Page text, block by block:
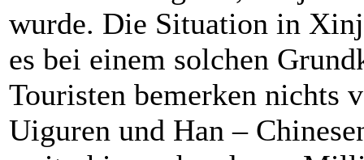
wurde. Die Situation in
es bei einem solchen
Touristen bemerken nichts
Uiguren und Han –